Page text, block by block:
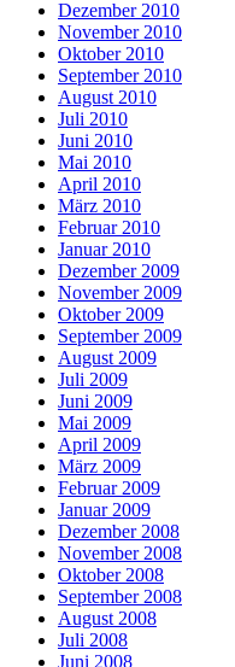
Dezember 2010
November 2010
Oktober 2010
September 2010
August 2010
Juli 2010
Juni 2010
Mai 2010
April 2010
März 2010
Februar 2010
Januar 2010
Dezember 2009
November 2009
Oktober 2009
September 2009
August 2009
Juli 2009
Juni 2009
Mai 2009
April 2009
März 2009
Februar 2009
Januar 2009
Dezember 2008
November 2008
Oktober 2008
September 2008
August 2008
Juli 2008
Juni 2008